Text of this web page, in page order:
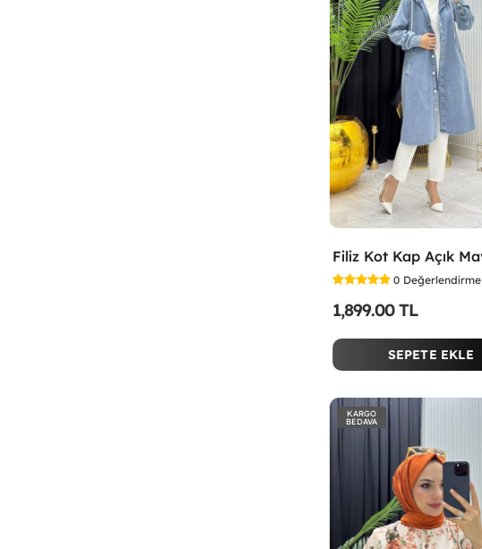
0 Değerlendirme
1,899.00 TL
SEPETE EKLE
KARGO
BEDAVA